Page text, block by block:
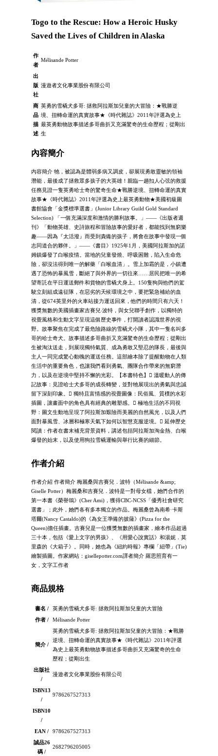
Togo to the Rescue: How a Heroic Husky
Saved the Lives of Children in Alaska
作
者
Mélisande Potter
出
版
社
漫遊者文化事業股份有限公司
商
品
描
述
英勇的雪橇犬多哥: 拯救阿拉斯加兒童的大冒險：★戰勝逆
境、扭轉命運的真實故事★《時代雜誌》2011年評選為史上
最英勇動物故事描述多哥曲折又充滿驚奇的生命歷程；從剛出
生
內容簡介
內容簡介 牠，被認為是體弱多病又調皮，卻展現勇敢靈敏的領袖
潛能，最後成了拯救眾多孩子的大英雄！親臨一趟扣人心弦的救援
任務見證一隻英勇哈士奇的驚奇生命★戰勝逆境、扭轉命運的真實
故事★《時代雜誌》2011年評選為史上最英勇動物★美國初級圖
書館協會「金獎標準選書」(Junior Library Guild Gold Standard
Selection) 「一個充滿深度和激情的勝利故事。」——《出版者週
刊》「動物英雄、史詩旅程和冒險故事的愛好者，都能找到無窮樂
趣——因為『太活潑』而受到責備的孩子，將會在故事中發現一個
志同道合的夥伴。」——《書目》1925年1月，美國阿拉斯加的諾
姆鎮爆發了白喉疫情。當地的兒童發燒、呼吸困難，陷入生命危
險，卻沒法得到唯一的解藥「白喉血清」。雪上加霜的是，小鎮遭
遇了恐怖的暴風雪，斷絕了與外界的一切往來……居民把唯一的希
望寄託在平日運送郵件和貨物的雪橇犬身上。150隻狗與他們的駕
駛立刻組成遠征隊，在惡劣的天候環境之中，要把緊急補給的血
清，從674英里外的火車站接力運送回來，他們的時間只有六天！
獲獎無數的美國插畫家吉賽兒‧波特，與女兒聯手創作，以獨特的
視覺風格和生動文字呈現這個歷史事件，打開讀者認識世界的視
野。故事聚焦在完成了最危險路線的雪橇犬小隊，其中一隻名叫多
哥的哈士奇犬。故事描述多哥曲折又充滿驚奇的生命歷程；從剛出
生被淘汰送走，到展現獨特氣質、成為勇敢又堅忍的隊長，最後與
主人一同完成驚心動魄的運送任務。這部繪本除了提醒動物在人類
生活中的重要角色，也讓我們看到勇氣、團隊合作帶來的無窮潛
力，以及在逆境中堅持不懈的光彩。【本書特色】 溫暖動人的傳
記故事：見證哈士犬多哥的成長轉變，並對牠展現出的勇氣與忠誠
留下深刻印象。 獨特且富情感的視覺圖像：民俗風、質樸的水彩
插圖，讓畫面中的角色具有經典的雕塑感。 極地生活的不同視
野：圖文生動地呈現了阿拉斯加艱險而美麗的自然風光，以及人們
面對暴風雪、冰層和極寒天氣下如何以智慧克服逆境。 延伸歷史
閱讀：作者在書末補充背景資料，講述包括阿拉斯加淘金熱、白喉
爆發的始末，以及使用狗拉雪橇運輸與舉行比賽的細節。
作者介紹
作者介紹 作者簡介 梅麗桑與吉賽兒．波特（Mélisande &amp;
Giselle Potter）梅麗桑和吉賽兒．波特是一對母女檔，她們合作的
第一本書《榮譽鴿》(Cher Ami)，獲得CBC-NCSS「優秀社會研究
選書」；此外，她們各有多本獨立的作品。梅麗桑曾為南希·卡斯
塔爾(Nancy Castaldo)的《為女王準備的披薩》(Pizza for the
Queen)擔任插畫。吉賽兒是一位獲獎無數的插畫家，繪本作品超過
三十本，包括《愛上文字的男孩》、《用愛心說實話》和湯妮．莫
里森的《大箱子》。同時，她也為《紐約時報》專欄「紐帶」(Tie)
繪製插圖。作家網站：gisellepotter.com譯者簡介 羅思照育有一
女，文字工作者
商品規格
書名 /
英勇的雪橇犬多哥: 拯救阿拉斯加兒童的大冒險
作者 /
Mélisande Potter
簡介 /
英勇的雪橇犬多哥: 拯救阿拉斯加兒童的大冒險：★戰勝
逆境、扭轉命運的真實故事★《時代雜誌》2011年評選
為史上最英勇動物故事描述多哥曲折又充滿驚奇的生命
歷程；從剛出生
出版社
/
漫遊者文化事業股份有限公司
ISBN13
/
9786267527313
ISBN10
/
EAN /
9786267527313
誠品26
碼 /
2682796205005